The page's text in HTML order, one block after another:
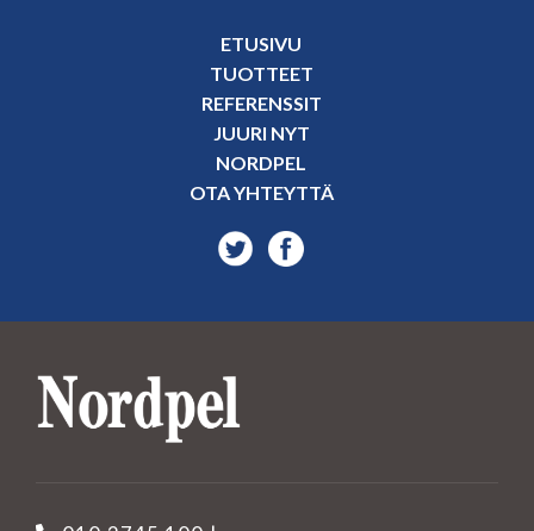
ETUSIVU
TUOTTEET
REFERENSSIT
JUURI NYT
NORDPEL
OTA YHTEYTTÄ